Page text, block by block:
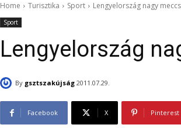
Home Turisztika Sport Lengyelország nagy
Sport
Lengyelország
By gsztszakújság 2011.07.29.
Facebook X Pinterest